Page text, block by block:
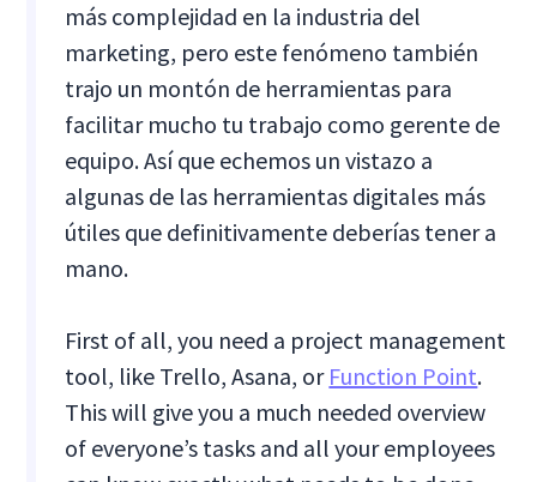
más complejidad en la industria del
marketing, pero este fenómeno también
trajo un montón de herramientas para
facilitar mucho tu trabajo como gerente de
equipo. Así que echemos un vistazo a
algunas de las herramientas digitales más
útiles que definitivamente deberías tener a
mano.
First of all, you need a project management
tool, like Trello, Asana, or Function Point.
This will give you a much needed overview
of everyone’s tasks and all your employees